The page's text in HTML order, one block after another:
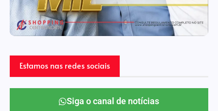
Estamos nas redes sociais
Siga o canal de notícias